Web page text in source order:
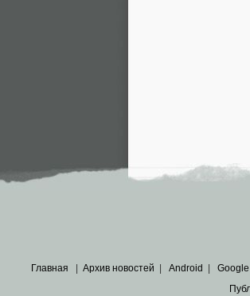
Главная Архив новостей Android Google